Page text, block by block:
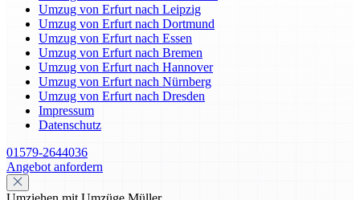
Umzug von Erfurt nach Leipzig
Umzug von Erfurt nach Dortmund
Umzug von Erfurt nach Essen
Umzug von Erfurt nach Bremen
Umzug von Erfurt nach Hannover
Umzug von Erfurt nach Nürnberg
Umzug von Erfurt nach Dresden
Impressum
Datenschutz
01579-2644036
Angebot anfordern